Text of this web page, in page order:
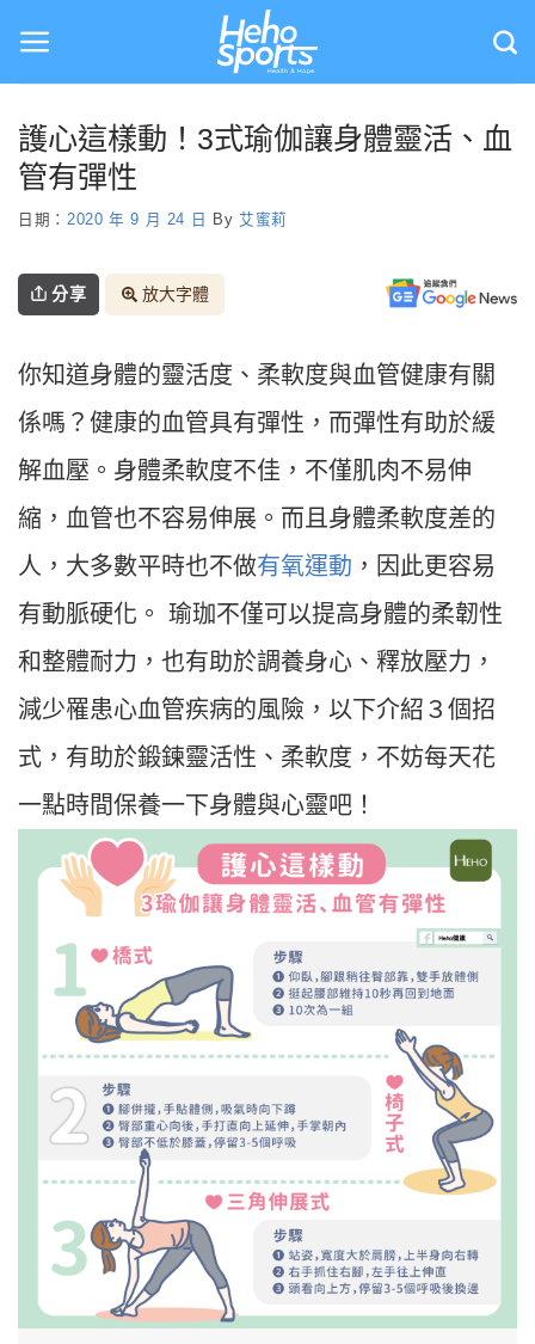
content
護心這樣動！3式瑜伽讓身體靈活、血
管有彈性
日期： 2020 年 9 月 24 日 By 艾蜜莉
分享 放大字體
你知道身體的靈活度、柔軟度與血管健康有關
係嗎？健康的血管具有彈性，而彈性有助於緩
解血壓。身體柔軟度不佳，不僅肌肉不易伸
縮，血管也不容易伸展。而且身體柔軟度差的
人，大多數平時也不做有氧運動 ，因此更容易
有動脈硬化。 瑜珈不僅可以提高身體的柔韌性
和整體耐力，也有助於調養身心、釋放壓力，
減少罹患心血管疾病的風險，以下介紹３個招
式，有助於鍛鍊靈活性、柔軟度，不妨每天花
一點時間保養一下身體與心靈吧！